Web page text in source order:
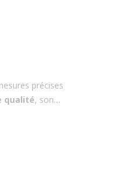
précises
qualité, son
et techniques.
une